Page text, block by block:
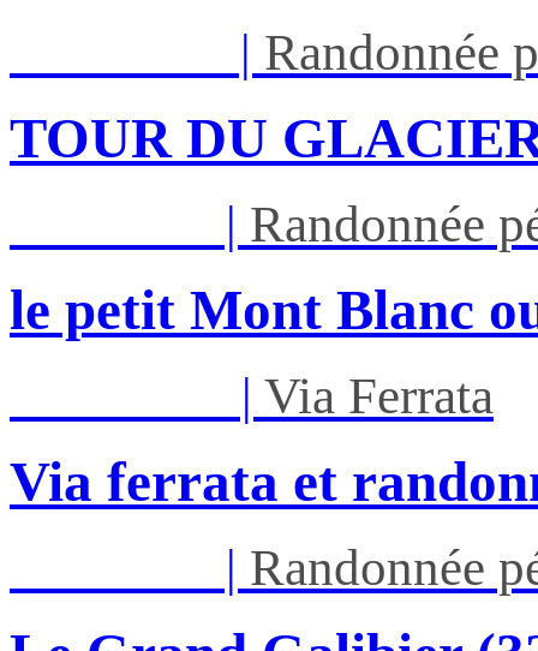
| Randonnée
TOUR DU
| Randonnée
le petit Mont Blanc
| Via Ferrata
Via ferrata et
| Randonnée